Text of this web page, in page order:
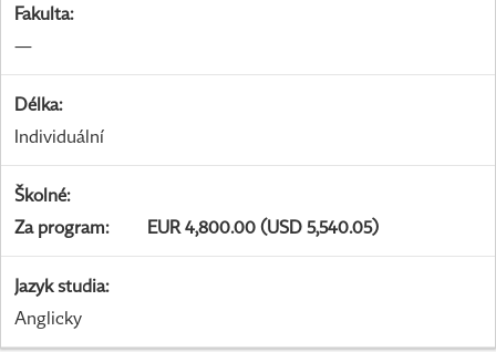
Fakulta:
—
Délka:
Individuální
Školné:
Za program: EUR 4,800.00 (USD 5,540.05)
Jazyk studia:
Anglicky